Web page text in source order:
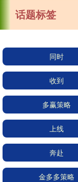
话题标签
同时
收到
多赢策略
上线
奔赴
金多多策略